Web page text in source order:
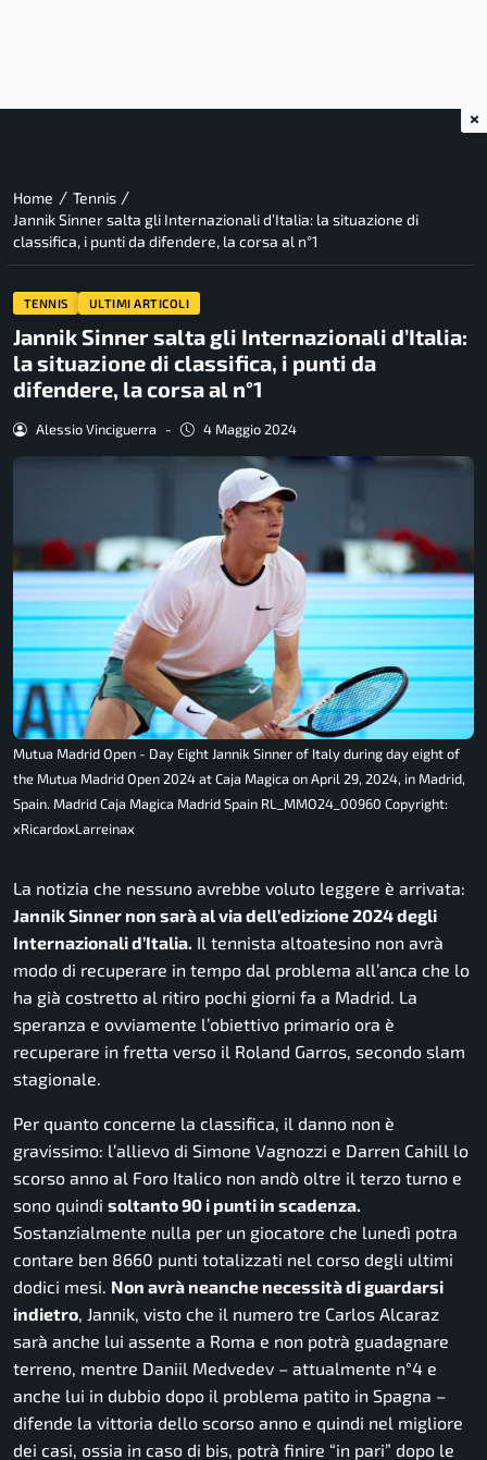
Home / Tennis /
Jannik Sinner salta gli Internazionali d’Italia: la situazione di
classifica, i punti da difendere, la corsa al n°1
TENNIS ULTIMI ARTICOLI
Jannik Sinner salta gli Internazionali d’Italia:
la situazione di classifica, i punti da
difendere, la corsa al n°1
Alessio Vinciguerra - 4 Maggio 2024
Mutua Madrid Open - Day Eight Jannik Sinner of Italy during day eight of
the Mutua Madrid Open 2024 at Caja Magica on April 29, 2024, in Madrid,
Spain. Madrid Caja Magica Madrid Spain RL_MMO24_00960 Copyright:
xRicardoxLarreinax
La notizia che nessuno avrebbe voluto leggere è arrivata:
Jannik Sinner non sarà al via dell’edizione 2024 degli
Internazionali d’Italia. Il tennista altoatesino non avrà
modo di recuperare in tempo dal problema all’anca che lo
ha già costretto al ritiro pochi giorni fa a Madrid. La
speranza e ovviamente l’obiettivo primario ora è
recuperare in fretta verso il Roland Garros, secondo slam
stagionale.
Per quanto concerne la classifica, il danno non è
gravissimo: l’allievo di Simone Vagnozzi e Darren Cahill lo
scorso anno al Foro Italico non andò oltre il terzo turno e
sono quindi soltanto 90 i punti in scadenza.
Sostanzialmente nulla per un giocatore che lunedì potra
contare ben 8660 punti totalizzati nel corso degli ultimi
dodici mesi. Non avrà neanche necessità di guardarsi
indietro, Jannik, visto che il numero tre Carlos Alcaraz
sarà anche lui assente a Roma e non potrà guadagnare
terreno, mentre Daniil Medvedev – attualmente n°4 e
anche lui in dubbio dopo il problema patito in Spagna –
difende la vittoria dello scorso anno e quindi nel migliore
dei casi, ossia in caso di bis, potrà finire “in pari” dopo le
×